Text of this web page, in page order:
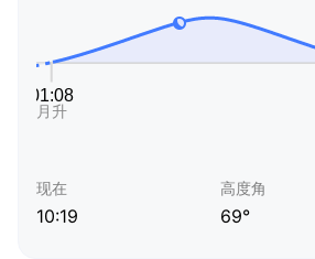
现在
10:19
高度角
69°